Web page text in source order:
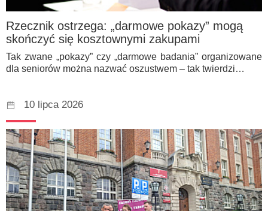
Rzecznik ostrzega: „darmowe pokazy” mogą
skończyć się kosztownymi zakupami
Tak zwane „pokazy” czy „darmowe badania” organizowane
dla seniorów można nazwać oszustwem – tak twierdzi…
10 lipca 2026